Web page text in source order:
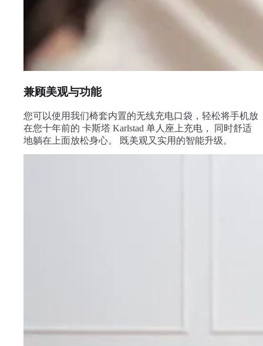
兼顾美观与功能
您可以使用我们椅套内置的无线充电口袋，轻松将手机放
在您十年前的 卡斯塔 Karlstad 单人座上充电， 同时舒适
地躺在上面放松身心。 既美观又实用的智能升级。